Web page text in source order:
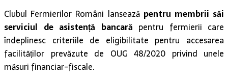
Clubul Fermierilor Români lansează pentru membrii săi
serviciul de asistență bancară pentru fermierii care
îndeplinesc criteriile de eligibilitate pentru accesarea
facilităților prevăzute de OUG 48/2020 privind unele
măsuri financiar-fiscale.